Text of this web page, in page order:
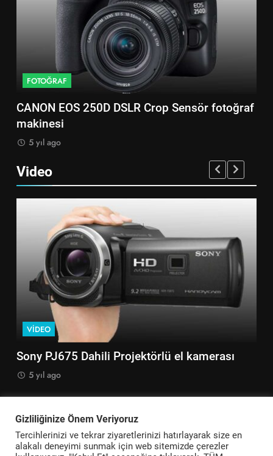
FOTOĞRAF
CANON EOS 250D DSLR Crop Sensör fotoğraf
makinesi
5 yıl ago
Video
VIDEO
Sony PJ675 Dahili Projektörlü el kamerası
5 yıl ago
Teknikerler - Görsel İşitsel Teknoloji 2026. Powered By
Gizliliğinize Önem Veriyoruz
Tercihlerinizi ve tekrar ziyaretlerinizi hatırlayarak size en
alakalı deneyimi sunmak için web sitemizde çerezler